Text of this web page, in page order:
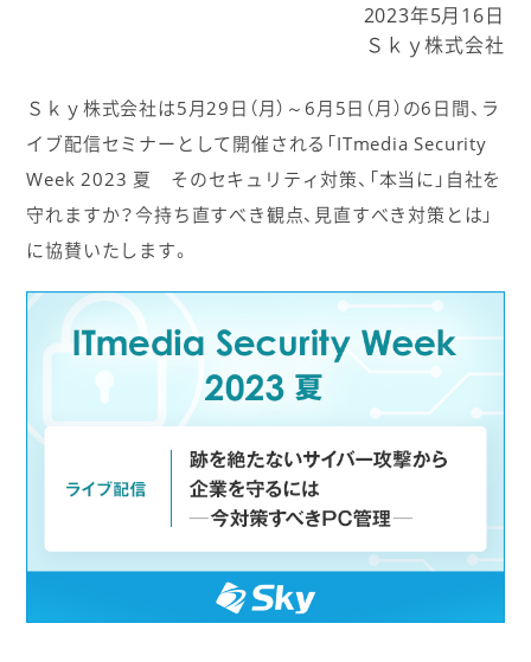
2023年5月16日
Ｓｋｙ株式会社
Ｓｋｙ株式会社は5月29日（月）～6月5日（月）の6日間、ラ
イブ配信セミナーとして開催される「ITmedia Security
Week 2023 夏 そのセキュリティ対策、「本当に」自社を
守れますか？今持ち直すべき観点、見直すべき対策とは」
に協賛いたします。